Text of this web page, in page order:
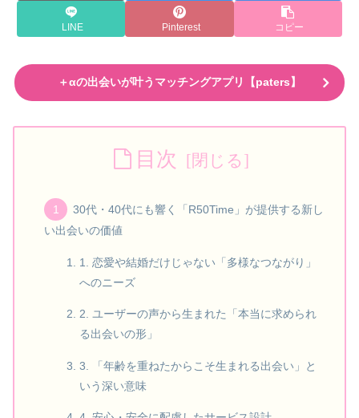
LINE Pinterest コピー
＋αの出会いが叶うマッチングアプリ【paters】
目次
30代・40代にも響く「R50Time」が提供する新し
い出会いの価値
1. 恋愛や結婚だけじゃない「多様なつながり」
へのニーズ
2. ユーザーの声から生まれた「本当に求められ
る出会いの形」
3. 「年齢を重ねたからこそ生まれる出会い」と
いう深い意味